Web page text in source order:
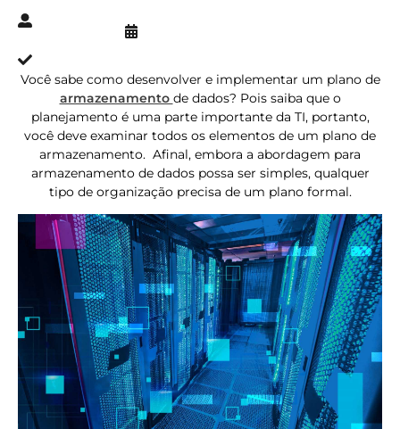
Você sabe como desenvolver e implementar um plano de
armazenamento de dados? Pois saiba que o
planejamento é uma parte importante da TI, portanto,
você deve examinar todos os elementos de um plano de
armazenamento. Afinal, embora a abordagem para
armazenamento de dados possa ser simples, qualquer
tipo de organização precisa de um plano formal.